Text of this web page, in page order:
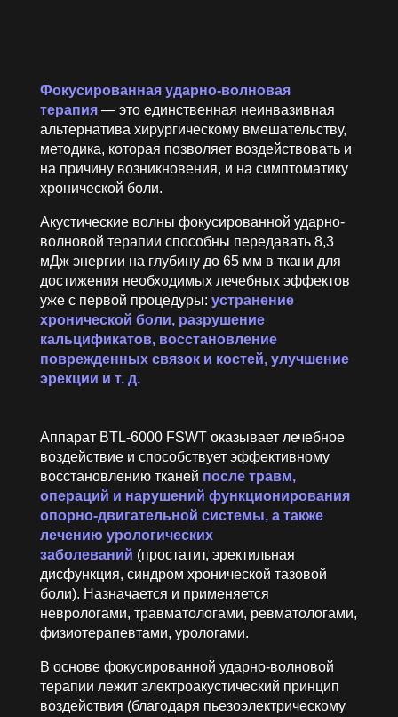
Фокусированная ударно-волновая
терапия — это единственная неинвазивная
альтернатива хирургическому вмешательству,
методика, которая позволяет воздействовать и
на причину возникновения, и на симптоматику
хронической боли.
Акустические волны фокусированной ударно-
волновой терапии способны передавать 8,3
мДж энергии на глубину до 65 мм в ткани для
достижения необходимых лечебных эффектов
уже с первой процедуры: устранение
хронической боли, разрушение
кальцификатов, восстановление
поврежденных связок и костей, улучшение
эрекции и т. д.
Аппарат BTL-6000 FSWT оказывает лечебное
воздействие и способствует эффективному
восстановлению тканей после травм,
операций и нарушений функционирования
опорно-двигательной системы, а также
лечению урологических
заболеваний (простатит, эректильная
дисфункция, синдром хронической тазовой
боли). Назначается и применяется
неврологами, травматологами, ревматологами,
физиотерапевтами, урологами.
В основе фокусированной ударно-волновой
терапии лежит электроакустический принцип
воздействия (благодаря пьезоэлектрическому